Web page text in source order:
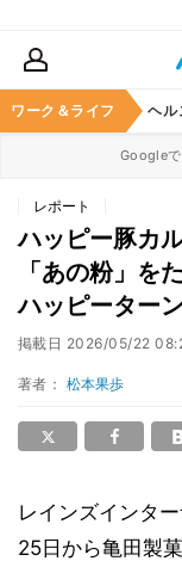
ワーク＆ライフ
マネー 暮らし ヘル
Googleで
レポート
ハッピー豚カ
「あの粉」を
ハッピーター
掲載日 2026/05/22
著者： 松本果歩
レインズインタ
25日から亀田製